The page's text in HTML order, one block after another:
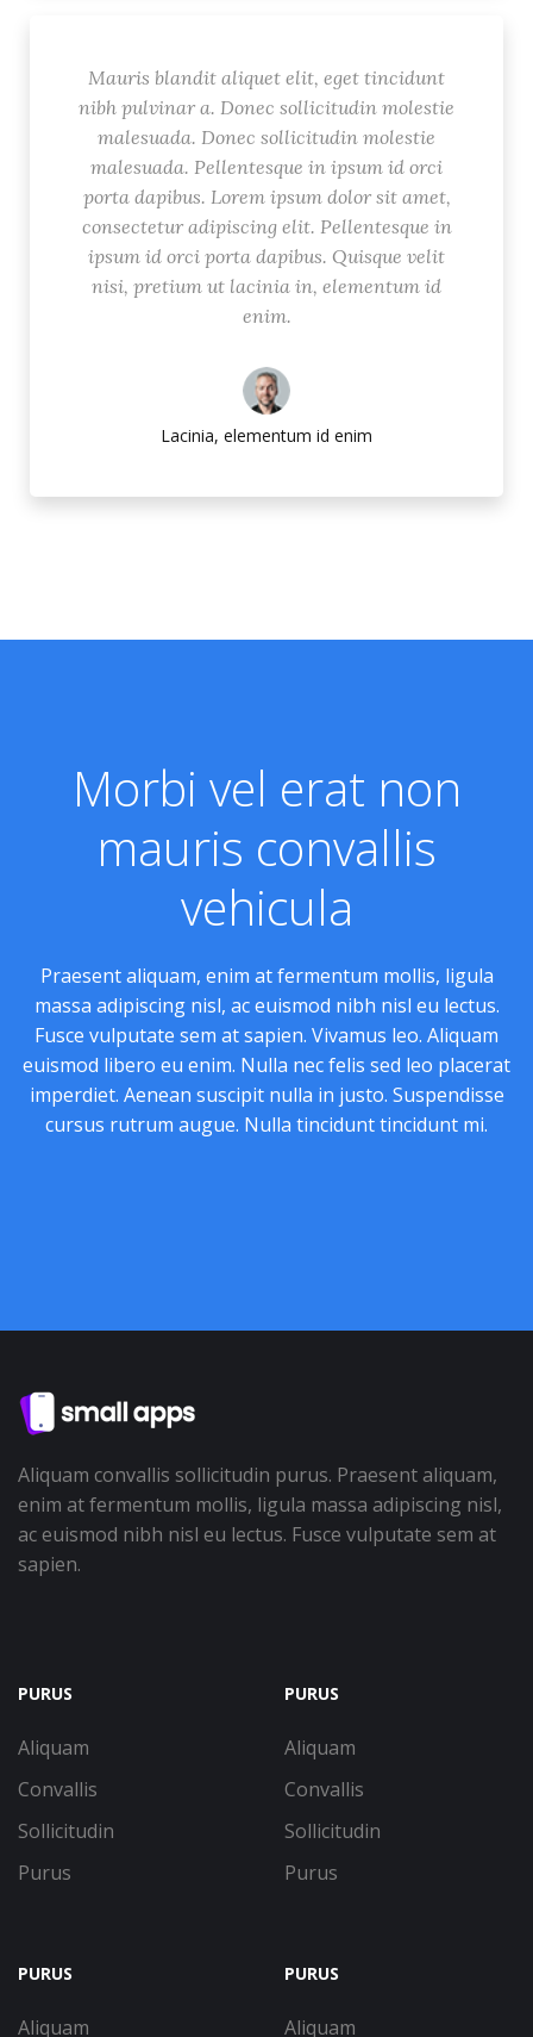
Mauris blandit aliquet elit, eget tincidunt
nibh pulvinar a. Donec sollicitudin molestie
malesuada. Donec sollicitudin molestie
malesuada. Pellentesque in ipsum id orci
porta dapibus. Lorem ipsum dolor sit amet,
consectetur adipiscing elit. Pellentesque in
ipsum id orci porta dapibus. Quisque velit
nisi, pretium ut lacinia in, elementum id
enim.
Lacinia, elementum id enim
Morbi vel erat non
mauris convallis
vehicula
Praesent aliquam, enim at fermentum mollis, ligula
massa adipiscing nisl, ac euismod nibh nisl eu lectus.
Fusce vulputate sem at sapien. Vivamus leo. Aliquam
euismod libero eu enim. Nulla nec felis sed leo placerat
imperdiet. Aenean suscipit nulla in justo. Suspendisse
cursus rutrum augue. Nulla tincidunt tincidunt mi.
Aliquam convallis sollicitudin purus. Praesent aliquam,
enim at fermentum mollis, ligula massa adipiscing nisl,
ac euismod nibh nisl eu lectus. Fusce vulputate sem at
sapien.
PURUS
Aliquam
Convallis
Sollicitudin
Purus
PURUS
Aliquam
Convallis
Sollicitudin
Purus
PURUS
Aliquam
PURUS
Aliquam